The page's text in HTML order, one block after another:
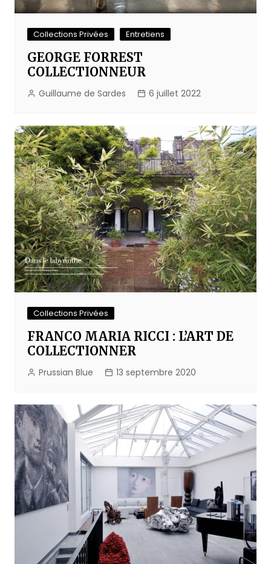
Collections Privées Entretiens
GEORGE FORREST
COLLECTIONNEUR
Guillaume de Sardes 6 juillet 2022
Collections Privées
FRANCO MARIA RICCI : L’ART DE
COLLECTIONNER
Prussian Blue 13 septembre 2020